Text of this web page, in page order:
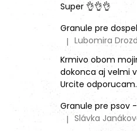
Super 👌👌👌
Hodnotenie
| Lubomira
Krmivo obom
dokonca aj velmi
Urcite odporucam.
Granule pre psov
Hodnotenie
| Slávka